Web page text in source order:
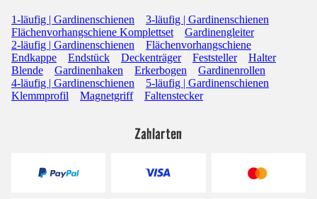
1-läufig | Gardinenschienen
3-läufig | Gardinenschienen
Flächenvorhangschiene Komplettset
Gardinengleiter
2-läufig | Gardinenschienen
Flächenvorhangschiene
Endkappe
Endstück Deckenträger Feststeller
Halter
Blende
Gardinenhaken Erkerbogen
Gardinenrollen
4-läufig | Gardinenschienen
5-läufig | Gardinenschienen
Klemmprofil
Magnetgriff Faltenstecker
Zahlarten